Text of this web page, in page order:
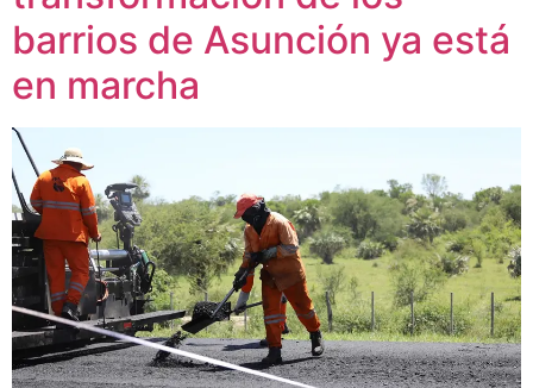
barrios de Asunción ya está
en marcha